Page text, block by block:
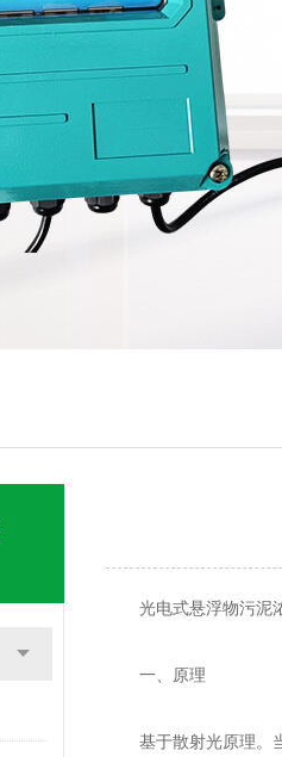
光电式悬浮物污泥浓
一、原理
基于散射光原理。当